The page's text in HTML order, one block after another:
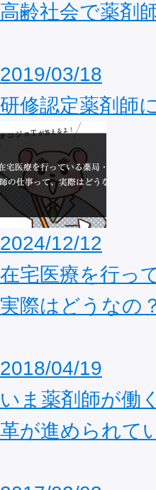
高齢社会で薬剤
2019/03/18
研修認定薬剤師
2024/12/12
在宅医療を行っ
実際はどうなの
2018/04/19
いま薬剤師が働
革が進められて